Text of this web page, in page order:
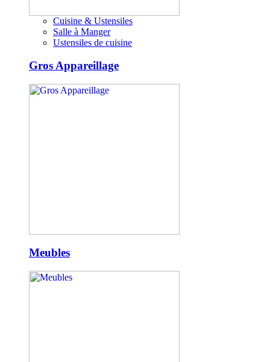
Cuisine & Ustensiles
Salle à Manger
Ustensiles de cuisine
Gros Appareillage
Meubles